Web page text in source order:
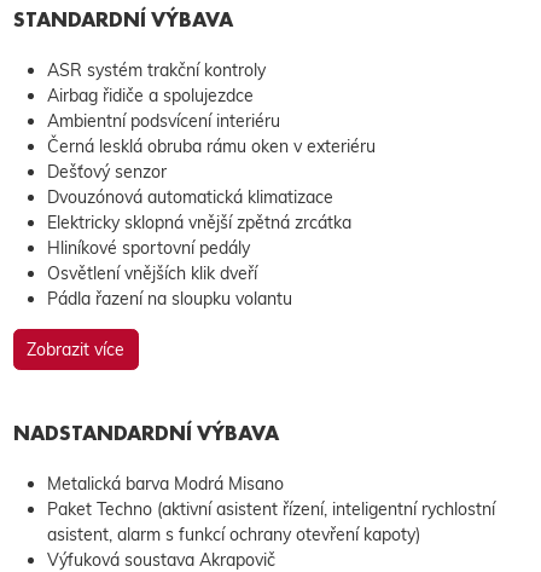
STANDARDNÍ VÝBAVA
ASR systém trakční kontroly
Airbag řidiče a spolujezdce
Ambientní podsvícení interiéru
Černá lesklá obruba rámu oken v exteriéru
Dešťový senzor
Dvouzónová automatická klimatizace
Elektricky sklopná vnější zpětná zrcátka
Hliníkové sportovní pedály
Osvětlení vnějších klik dveří
Pádla řazení na sloupku volantu
Zobrazit více
NADSTANDARDNÍ VÝBAVA
Metalická barva Modrá Misano
Paket Techno (aktivní asistent řízení, inteligentní rychlostní
asistent, alarm s funkcí ochrany otevření kapoty)
Výfuková soustava Akrapovič